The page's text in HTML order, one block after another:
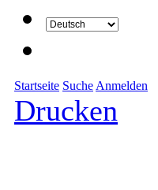
Startseite Suche Anmelden
Drucken